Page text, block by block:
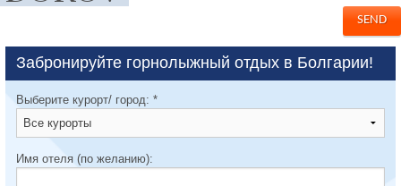
Забронируйте горнолыжный отдых в Болгарии!
Выберите курорт/ город: *
Имя отеля (по желанию):